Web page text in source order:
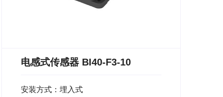
电感式传感器 BI40-F3-10
安装方式：埋入式